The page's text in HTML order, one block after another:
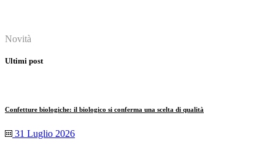
Novità
Ultimi post
Confetture biologiche: il biologico si conferma una scelta di qualità
31 Luglio 2026